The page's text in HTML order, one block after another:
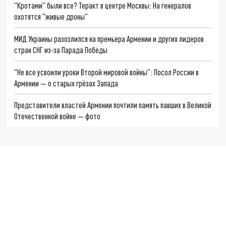
"Кротами" были все? Теракт в центре Москвы: На генералов
охотятся "живые дроны"
МИД Украины разозлился на премьера Армении и других лидеров
стран СНГ из-за Парада Победы
"Не все усвоили уроки Второй мировой войны": Посол России в
Армении — о старых грёзах Запада
Представители властей Армении почтили память павших в Великой
Отечественной войне — фото